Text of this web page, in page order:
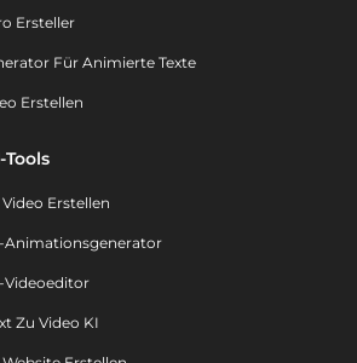
Ersteller
Für Animierte Texte
Erstellen
Tools
Video Erstellen
Animationsgenerator
Videoeditor
Zu Video KI